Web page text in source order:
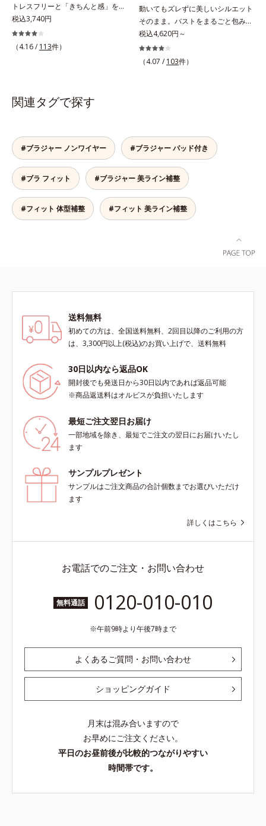
トレスフリーと「きちんと感」を両
立。あなたに合わせて形が変わる！
「きちんとフリー」ブラ体の動きや
形に合わせて、包み込むように形が
胸カップ」「L字ワイヤー」「幅広
税込3,740円
（4.16 / 113件）
動いてもズレずに美しいシルエット
そのまま。バストをまるごと包みこ
み、上向きバストへ。体にフィット
して、ラクな着用感のノンワイヤー
タイプ。カップ下部分に、パワーネ
バストをしっかりホールド。脇がす
っきりしたメリハリのある上向きバ
ストをつくるから、上半身を一回り
ほっそり見せてくれます。※価格は
サイズによって異なります。
税込4,620円～
（4.07 / 103件）
関連タグで探す
#ブラジャー ノンワイヤー #ブラジャー パッド付き
#ブラ フィット #ブラジャー 美ライン補整
#フィット 体型補整 #フィット 美ライン補整
送料無料
初めての方は、全国送料無料、2回目以降のご利用の方
は、3,300円以上(税込)のお買い上げで、送料無料
30日以内なら返品OK
開封後でも発送日から30日以内であれば返品可能
※商品返送料はオルビスが負担いたします
最短ご注文翌日お届け
一部地域を除き、最短でご注文の翌日にお届けいたし
ます
サンプルプレゼント
サンプルはご注文商品の合計個数までお選びいただけ
ます
詳しくはこちら
お電話でのご注文・お問い合わせ
無料通話 0120-010-010
午前9時より午後7時まで
よくあるご質問・お問い合わせ
ショッピングガイド
月末は混み合いますので
お早めにご注文ください。
平日のお昼前後が比較的つながりやすい
時間帯です。